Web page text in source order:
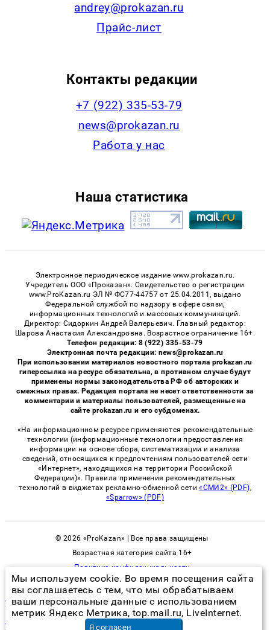
andrey@prokazan.ru
Прайс-лист
Контакты редакции
+7 (922) 335-53-79
news@prokazan.ru
Работа у нас
Наша статистика
Электронное периодическое издание www.prokazan.ru.
Учредитель ООО «Проказан». Cвидетельство о регистрации
www.ProKazan.ru ЭЛ № ФС77-44757 от 25.04.2011, выдано
Федеральной службой по надзору в сфере связи,
информационных технологий и массовых коммуникаций.
Директор: Сидоркин Андрей Валерьевич. Главный редактор:
Шарова Анастасия Александровна. Возрастное ограничение 16+.
Телефон редакции: 8 (922) 335-53-79
Электронная почта редакции: news@prokazan.ru
При использовании материалов новостного портала prokazan.ru
гиперссылка на ресурс обязательна, в противном случае будут
применены нормы законодательства РФ об авторских и
смежных правах. Редакция портала не несет ответственности за
комментарии и материалы пользователей, размещенные на
сайте prokazan.ru и его субдоменах.
«На информационном ресурсе применяются рекомендательные
технологии (информационные технологии предоставления
информации на основе сбора, систематизации и анализа
сведений, относящихся к предпочтениям пользователей сети
«Интернет», находящихся на территории Российской
Федерации)». Правила применения рекомендательных
технологий в виджетах рекламно-обменной сети«СМИ2» (PDF),
«Sparrow» (PDF)
© 2026 «ProKazan» | Все права защищены
Возрастная категория сайта 16+
Политика конфиденциальности
убьет ли дихлофос паука
установка кранов на батареи отопления
Мы используем cookie. Во время посещения сайта
вы соглашаетесь с тем, что мы обрабатываем
ваши персональные данные с использованием
метрик Яндекс Метрика, top.mail.ru, LiveInternet.
Я согласен